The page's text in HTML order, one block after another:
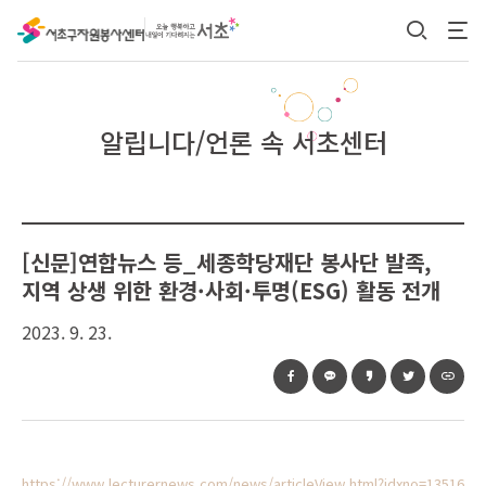
알립니다/언론 속 서초센터
[신문]연합뉴스 등_세종학당재단 봉사단 발족,
지역 상생 위한 환경·사회·투명(ESG) 활동 전개
2023. 9. 23.